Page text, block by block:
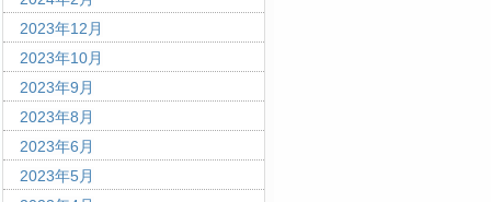
2023年12月
2023年10月
2023年9月
2023年8月
2023年6月
2023年5月